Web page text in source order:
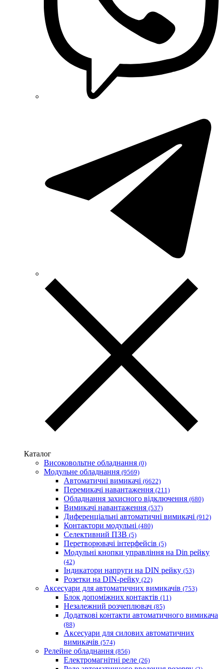
PYLONTECH (Китай)
Radpol (Польща)
Raut (Україна)
Reliance (Україна)
REM POWER (Словенія)
Schneider-Electric (Франція)
Siemens (Німеччина)
Technoelectric (Італія)
Technosystems (Україна)
TEKPAN (Туреччина)
Vargo (Україна)
Vector VS
Vimar (Італія)
Volter (Україна)
Volterm (Україна)
АС Привод (Україна)
АСКО-УКРЕМ (Україна)
Запорізький завод кольорових металів (ЗЗКМ)
Каблекс Одеса
Мегомметр (Україна)
Одескабель Одеський кабельний завод
Промфактор
Термофіт
Укренерго-Альянс (Україна)
Каталог
Високовольтне обладнання (0)
Модульне обладнання (9569)
Автоматичні вимикачі (6622)
Перемикачі навантаження (211)
Обладнання захисного відключення (680)
Вимикачі навантаження (537)
Диференціальні автоматичні вимикачі (912)
Контактори модульні (480)
Селективний ПЗВ (5)
Перетворювачі інтерфейсів (5)
Модульні кнопки управління на Din рейку
(42)
Індикатори напруги на DIN рейку (53)
Розетки на DIN-рейку (22)
Аксесуари для автоматичних вимикачів (753)
Блок допоміжних контактів (11)
Незалежний розчеплювач (85)
Додаткові контакти автоматичного вимикача
(88)
Аксесуари для силових автоматичних
вимикачів (574)
Релейне обладнання (856)
Електромагнітні реле (26)